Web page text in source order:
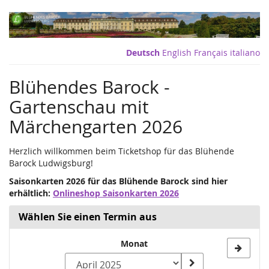
Zum
Haupt-
Inhalt
Deutsch English Français italiano
Blühendes Barock -
Gartenschau mit
Märchengarten 2026
Herzlich willkommen beim Ticketshop für das Blühende
Barock Ludwigsburg!
Saisonkarten 2026 für das Blühende Barock sind hier
erhältlich: Onlineshop Saisonkarten 2026
Wählen Sie einen Termin aus
Monat